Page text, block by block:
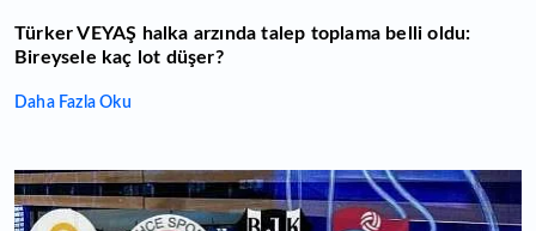
Türker VEYAŞ halka arzında talep toplama belli oldu:
Bireysele kaç lot düşer?
Daha Fazla Oku